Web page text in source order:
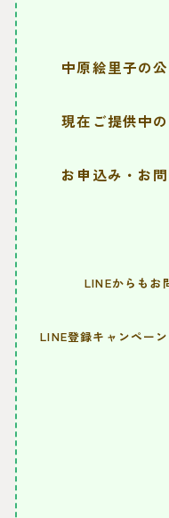
中原絵里子の
現在ご提供中
お申込み・お
LINEからもお
LINE登録キャンペー